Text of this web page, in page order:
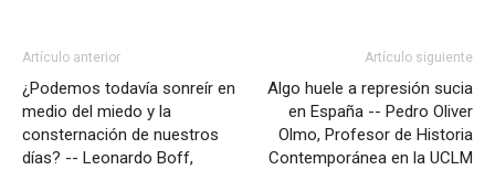
Artículo anterior
¿Podemos todavía sonreír en
medio del miedo y la
consternación de nuestros
días? -- Leonardo Boff,
Artículo siguiente
Algo huele a represión sucia
en España -- Pedro Oliver
Olmo, Profesor de Historia
Contemporánea en la UCLM